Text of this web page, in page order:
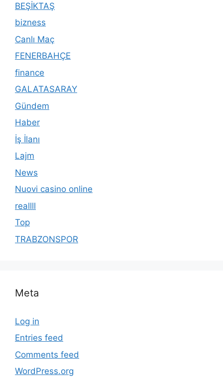
BEŞİKTAŞ
bizness
Canlı Maç
FENERBAHÇE
finance
GALATASARAY
Gündem
Haber
İş İlanı
Lajm
News
Nuovi casino online
reallll
Top
TRABZONSPOR
Meta
Log in
Entries feed
Comments feed
WordPress.org